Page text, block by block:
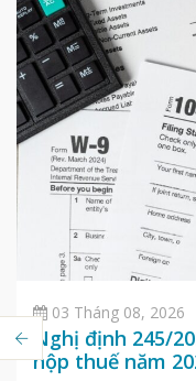
03 Tháng 08, 2026
Nghị định 245/
nộp thuế năm